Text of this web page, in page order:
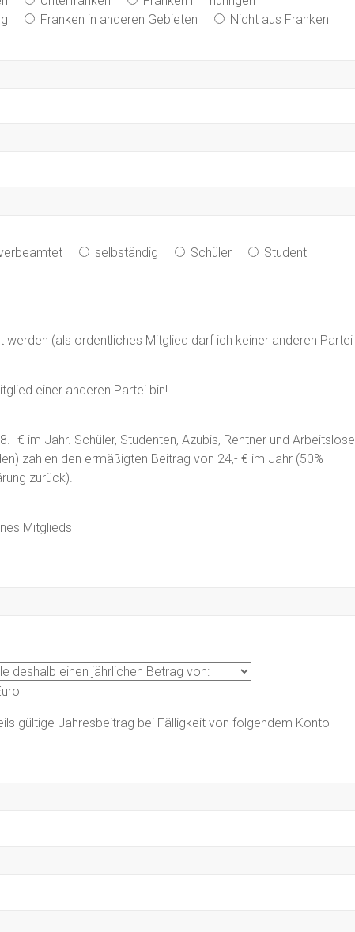
Franken in anderen Gebieten Nicht aus Franken
selbständig Schüler
Student
werden (als ordentliches Mitglied darf ich keiner anderen Partei
einer anderen Partei bin!
€ im Jahr. Schüler, Studenten, Azubis, Rentner und Arbeitslose
zahlen den ermäßigten Beitrag von 24,- € im Jahr (50%
zurück).
Mitglieds
gültige Jahresbeitrag bei Fälligkeit von folgendem Konto